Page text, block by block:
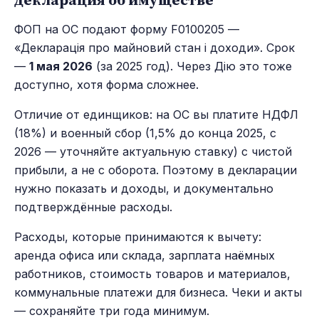
ФОП на ОС подают форму F0100205 —
«Декларація про майновий стан і доходи». Срок
— 1 мая 2026 (за 2025 год). Через Дію это тоже
доступно, хотя форма сложнее.
Отличие от единщиков: на ОС вы платите НДФЛ
(18%) и военный сбор (1,5% до конца 2025, с
2026 — уточняйте актуальную ставку) с чистой
прибыли, а не с оборота. Поэтому в декларации
нужно показать и доходы, и документально
подтверждённые расходы.
Расходы, которые принимаются к вычету:
аренда офиса или склада, зарплата наёмных
работников, стоимость товаров и материалов,
коммунальные платежи для бизнеса. Чеки и акты
— сохраняйте три года минимум.